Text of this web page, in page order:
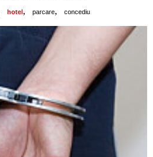
hotel , parcare, concediu